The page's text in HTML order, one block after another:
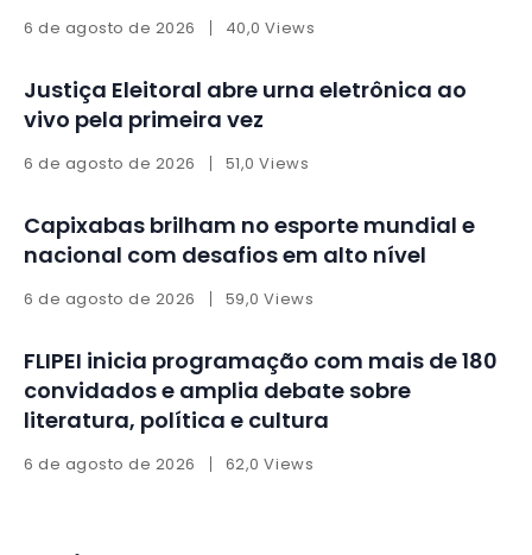
6 de agosto de 2026 40,0 Views
Justiça Eleitoral abre urna eletrônica ao
vivo pela primeira vez
6 de agosto de 2026 51,0 Views
Capixabas brilham no esporte mundial e
nacional com desafios em alto nível
6 de agosto de 2026 59,0 Views
FLIPEI inicia programação com mais de 180
convidados e amplia debate sobre
literatura, política e cultura
6 de agosto de 2026 62,0 Views